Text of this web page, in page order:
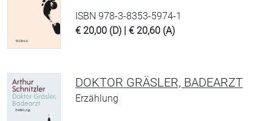
ISBN 978-3-8353-5974-1
€ 20,00 (D) | € 20,60 (A)
DOKTOR GRÄSLER, BADEARZT
Erzählung